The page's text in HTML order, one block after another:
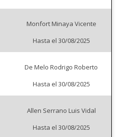
Monfort Minaya Vicente
Hasta el 30/08/2025
De Melo Rodrigo Roberto
Hasta el 30/08/2025
Allen Serrano Luis Vidal
Hasta el 30/08/2025